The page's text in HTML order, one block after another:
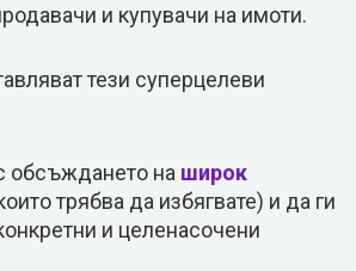
и купувачи на имоти.
тези суперцелеви
обсъждането на широк
трябва да избягвате) и да ги
и целенасочени